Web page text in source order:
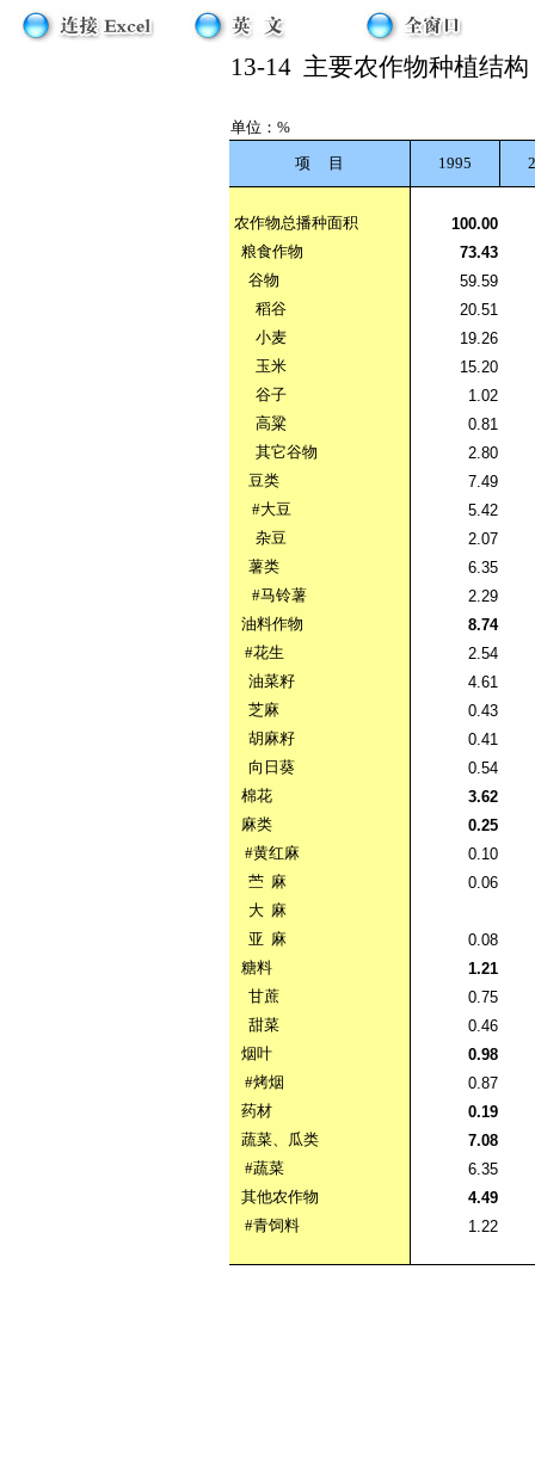
13-14 主要农作物种植结构
单位：%
项
目 1995
农作物总播种面积
100.00
粮食作物
73.43
谷物
59.59
稻谷
20.51
小麦
19.26
玉米
15.20
谷子
1.02
高粱
0.81
其它谷物
2.80
豆类
7.49
#大豆
5.42
杂豆
2.07
薯类
6.35
#马铃薯
2.29
油料作物
8.74
#花生
2.54
油菜籽
4.61
芝麻
0.43
胡麻籽
0.41
向日葵
0.54
棉花
3.62
麻类
0.25
#黄红麻
0.10
苎 麻
0.06
大 麻
亚 麻
0.08
糖料
1.21
甘蔗
0.75
甜菜
0.46
烟叶
0.98
#烤烟
0.87
药材
0.19
蔬菜、瓜类
7.08
#蔬菜
6.35
其他农作物
4.49
#青饲料
1.22